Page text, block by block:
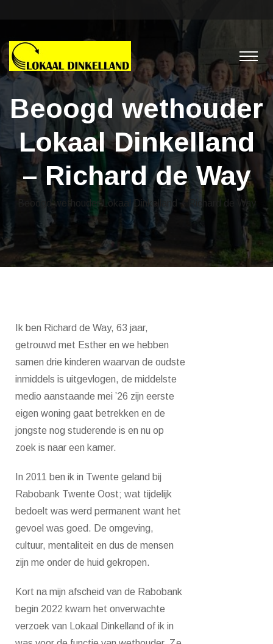
Beoogd wethouder
Lokaal Dinkelland
– Richard de Way
Beoogd wethouder Lokaal Dinkelland – Richard de Way
Ik ben Richard de Way, 63 jaar,
getrouwd met Esther en we hebben
samen drie kinderen waarvan de oudste
inmiddels is uitgevlogen, de middelste
medio aanstaande mei ’26 zijn eerste
eigen woning gaat betrekken en de
jongste nog studerende is en nu op
zoek is naar een kamer.
In 2011 ben ik in Twente geland bij
Rabobank Twente Oost; wat tijdelijk
bedoelt was werd permanent want het
gevoel was goed. De omgeving,
cultuur, mentaliteit en dus de mensen
zijn me onder de huid gekropen.
Kort na mijn afscheid van de Rabobank
begin 2022 kwam het onverwachte
verzoek van Lokaal Dinkelland of ik in